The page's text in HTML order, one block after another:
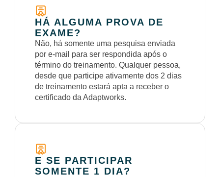
HÁ ALGUMA PROVA DE
EXAME?
Não, há somente uma pesquisa enviada
por e-mail para ser respondida após o
término do treinamento. Qualquer pessoa,
desde que participe ativamente dos 2 dias
de treinamento estará apta a receber o
certificado da Adaptworks.
E SE PARTICIPAR
SOMENTE 1 DIA?